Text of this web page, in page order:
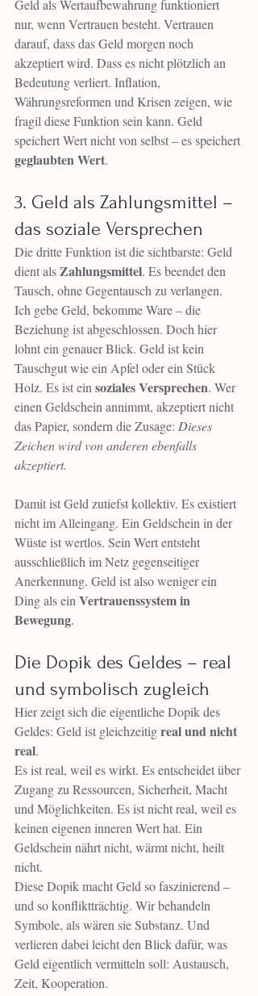
Geld als Wertaufbewahrung funktioniert
nur, wenn Vertrauen besteht. Vertrauen
darauf, dass das Geld morgen noch
akzeptiert wird. Dass es nicht plötzlich an
Bedeutung verliert. Inflation,
Währungsreformen und Krisen zeigen, wie
fragil diese Funktion sein kann. Geld
speichert Wert nicht von selbst – es speichert
geglaubten Wert.
3. Geld als Zahlungsmittel –
das soziale Versprechen
Die dritte Funktion ist die sichtbarste: Geld
dient als Zahlungsmittel. Es beendet den
Tausch, ohne Gegentausch zu verlangen.
Ich gebe Geld, bekomme Ware – die
Beziehung ist abgeschlossen. Doch hier
lohnt ein genauer Blick. Geld ist kein
Tauschgut wie ein Apfel oder ein Stück
Holz. Es ist ein soziales Versprechen. Wer
einen Geldschein annimmt, akzeptiert nicht
das Papier, sondern die Zusage: Dieses
Zeichen wird von anderen ebenfalls
akzeptiert.
Damit ist Geld zutiefst kollektiv. Es existiert
nicht im Alleingang. Ein Geldschein in der
Wüste ist wertlos. Sein Wert entsteht
ausschließlich im Netz gegenseitiger
Anerkennung. Geld ist also weniger ein
Ding als ein Vertrauenssystem in
Bewegung.
Die Dopik des Geldes – real
und symbolisch zugleich
Hier zeigt sich die eigentliche Dopik des
Geldes: Geld ist gleichzeitig real und nicht
real.
Es ist real, weil es wirkt. Es entscheidet über
Zugang zu Ressourcen, Sicherheit, Macht
und Möglichkeiten. Es ist nicht real, weil es
keinen eigenen inneren Wert hat. Ein
Geldschein nährt nicht, wärmt nicht, heilt
nicht.
Diese Dopik macht Geld so faszinierend –
und so konfliktträchtig. Wir behandeln
Symbole, als wären sie Substanz. Und
verlieren dabei leicht den Blick dafür, was
Geld eigentlich vermitteln soll: Austausch,
Zeit, Kooperation.